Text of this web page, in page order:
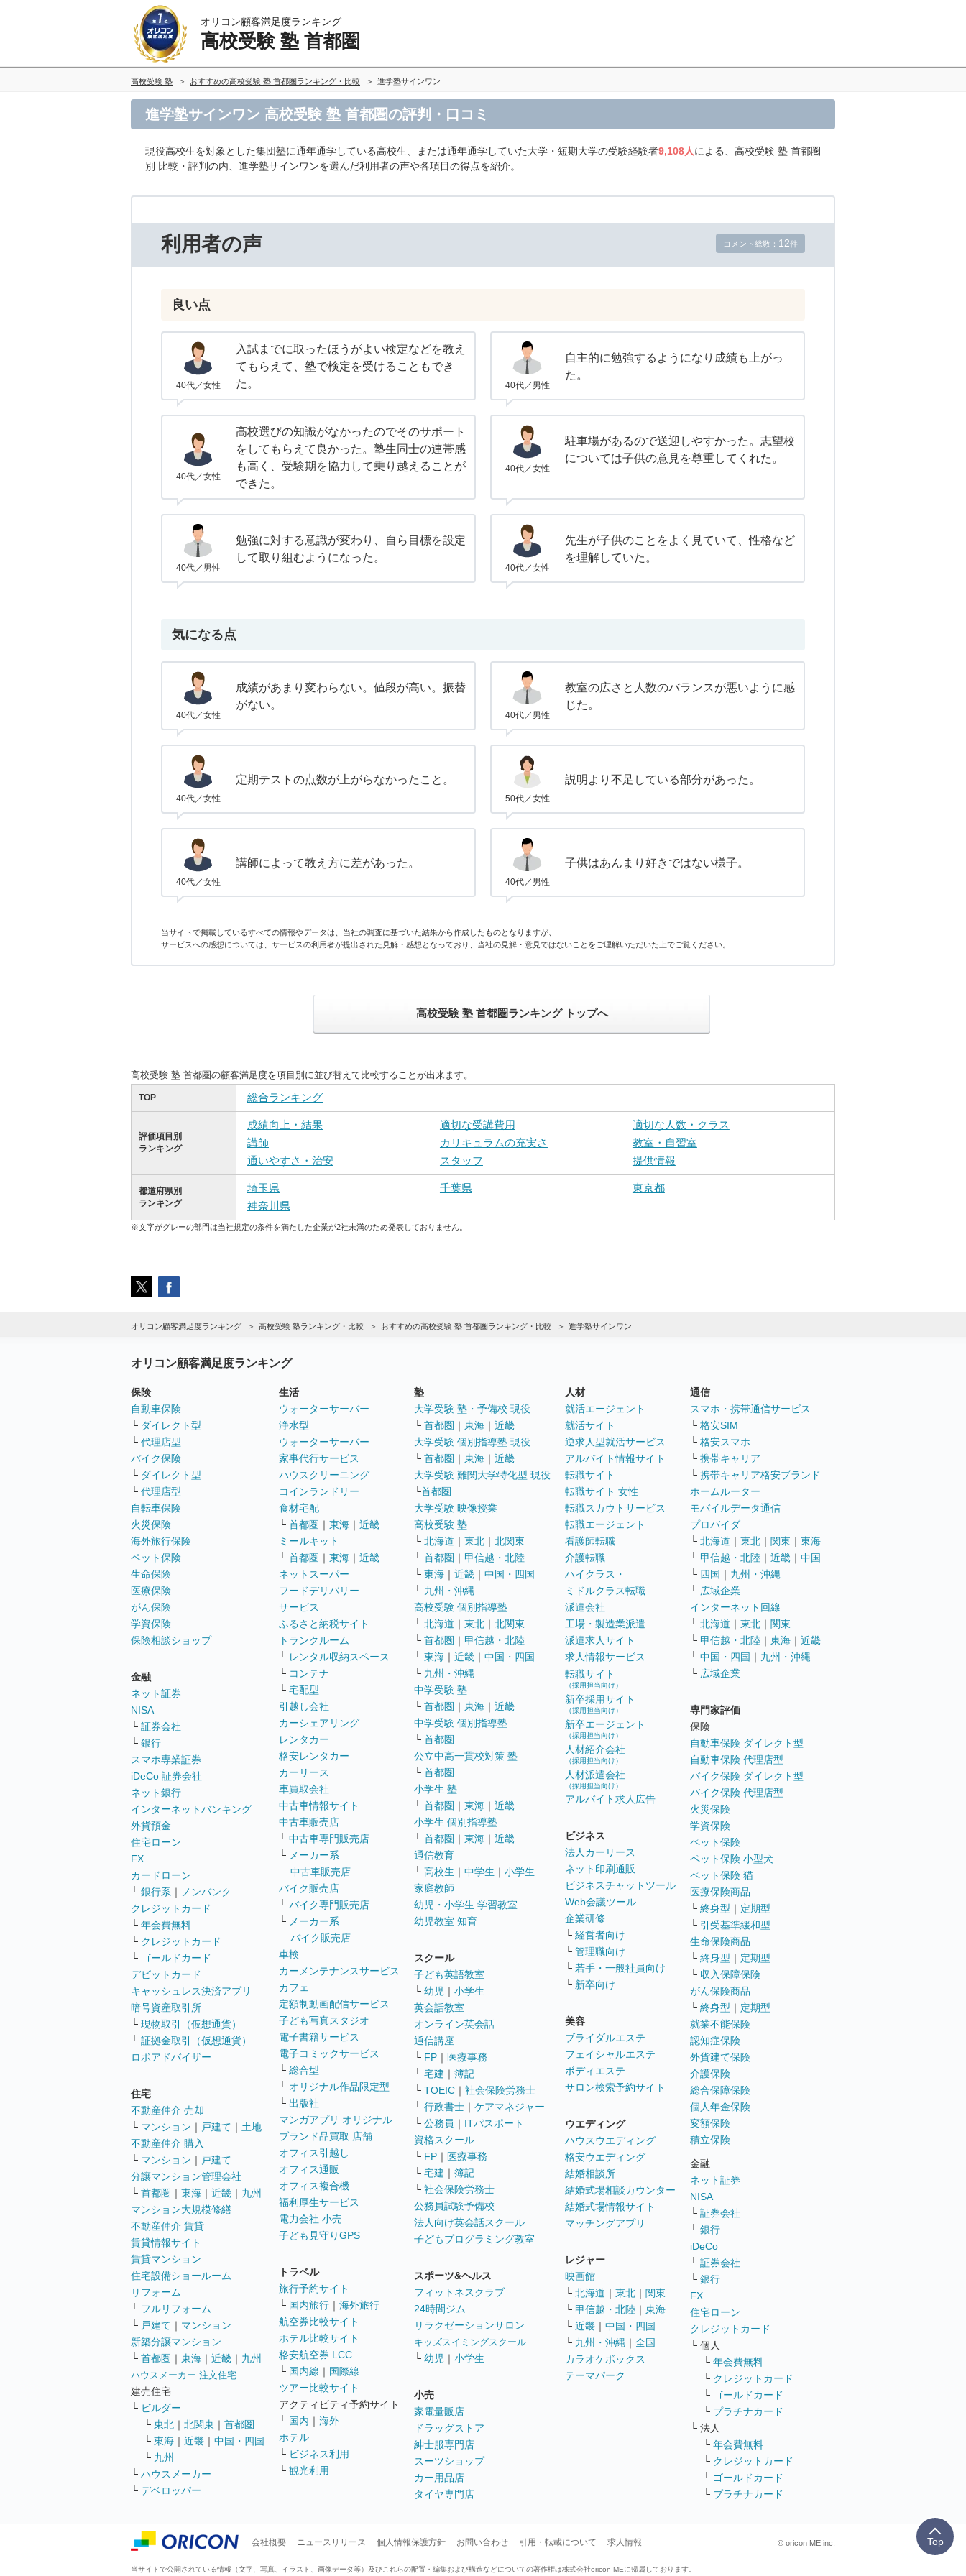
オリコン顧客満足度ランキング
高校受験 塾 首都圏
高校受験 塾 おすすめの高校受験 塾 首都圏ランキング・比較 進学塾サインワン
進学塾サインワン 高校受験 塾 首都圏の評判・口コミ
現役高校生を対象とした集団塾に通年通学している高校生、または通年通学していた大学・短期大学の受験経験者9,108人による、高校受験 塾 首都圏
別 比較・評判の内、進学塾サインワンを選んだ利用者の声や各項目の得点を紹介。
利用者の声 コメント総数： 12件
良い点
40代／女性
入試までに取ったほうがよい検定などを教え
てもらえて、塾で検定を受けることもでき
た。
40代／男性
自主的に勉強するようになり成績も上がっ
た。
40代／女性
高校選びの知識がなかったのでそのサポート
をしてもらえて良かった。塾生同士の連帯感
も高く、受験期を協力して乗り越えることが
できた。
40代／女性
駐車場があるので送迎しやすかった。志望校
については子供の意見を尊重してくれた。
40代／男性
勉強に対する意識が変わり、自ら目標を設定
して取り組むようになった。
40代／女性
先生が子供のことをよく見ていて、性格など
を理解していた。
気になる点
40代／女性
成績があまり変わらない。値段が高い。振替
がない。
40代／男性
教室の広さと人数のバランスが悪いように感
じた。
40代／女性
定期テストの点数が上がらなかったこと。
50代／女性
説明より不足している部分があった。
40代／女性
講師によって教え方に差があった。
40代／男性
子供はあんまり好きではない様子。
当サイトで掲載しているすべての情報やデータは、当社の調査に基づいた結果から作成したものとなりますが、
サービスへの感想については、サービスの利用者が提出された見解・感想となっており、当社の見解・意見ではないことをご理解いただいた上でご覧ください。
高校受験 塾 首都圏ランキング トップへ
高校受験 塾 首都圏の顧客満足度を項目別に並び替えて比較することが出来ます。
TOP 総合ランキング
評価項目別
ランキング
成績向上・結果 適切な受講費用
適切な人数・クラス
講師
カリキュラムの充実さ
教室・自習室
通いやすさ・治安
スタッフ 提供情報
都道府県別
ランキング
埼玉県 千葉県
東京都
神奈川県
※文字がグレーの部門は当社規定の条件を満たした企業が2社未満のため発表しておりません。
オリコン顧客満足度ランキング 高校受験 塾ランキング・比較 おすすめの高校受験 塾 首都圏ランキング・比較 進学塾サインワン
オリコン顧客満足度ランキング
保険
自動車保険
└ ダイレクト型
└ 代理店型
バイク保険
└ ダイレクト型
└ 代理店型
自転車保険
火災保険
海外旅行保険
ペット保険
生命保険
医療保険
がん保険
学資保険
保険相談ショップ
金融
ネット証券
NISA
└ 証券会社
└ 銀行
スマホ専業証券
iDeCo 証券会社
ネット銀行
インターネットバンキング
外貨預金
住宅ローン
FX
カードローン
└ 銀行系 ｜
ノンバンク
クレジットカード
└ 年会費無料
└ クレジットカード
└ ゴールドカード
デビットカード
キャッシュレス決済アプリ
暗号資産取引所
└ 現物取引（仮想通貨）
└ 証拠金取引（仮想通貨）
ロボアドバイザー
住宅
不動産仲介 売却
└ マンション ｜ 戸建て ｜ 土地
不動産仲介 購入
└ マンション ｜ 戸建て
分譲マンション管理会社
└ 首都圏 ｜ 東海 ｜ 近畿 ｜ 九州
マンション大規模修繕
不動産仲介 賃貸
賃貸情報サイト
賃貸マンション
住宅設備ショールーム
リフォーム
└ フルリフォーム
└ 戸建て ｜ マンション
新築分譲マンション
└ 首都圏 ｜ 東海 ｜ 近畿 ｜ 九州
ハウスメーカー 注文住宅
建売住宅
└ ビルダー
└ 東北 ｜ 北関東 ｜ 首都圏
└ 東海 ｜ 近畿 ｜ 中国・四国
└ 九州
└ ハウスメーカー
└ デベロッパー
生活
ウォーターサーバー
浄水型
ウォーターサーバー
家事代行サービス
ハウスクリーニング
コインランドリー
食材宅配
└ 首都圏 ｜ 東海 ｜ 近畿
ミールキット
└ 首都圏 ｜ 東海 ｜ 近畿
ネットスーパー
フードデリバリー
サービス
ふるさと納税サイト
トランクルーム
└ レンタル収納スペース
└ コンテナ
└ 宅配型
引越し会社
カーシェアリング
レンタカー
格安レンタカー
カーリース
車買取会社
中古車情報サイト
中古車販売店
└ 中古車専門販売店
└ メーカー系
中古車販売店
バイク販売店
└ バイク専門販売店
└ メーカー系
バイク販売店
車検
カーメンテナンスサービス
カフェ
定額制動画配信サービス
子ども写真スタジオ
電子書籍サービス
電子コミックサービス
└ 総合型
└ オリジナル作品限定型
└ 出版社
マンガアプリ オリジナル
ブランド品買取 店舗
オフィス引越し
オフィス通販
オフィス複合機
福利厚生サービス
電力会社 小売
子ども見守りGPS
トラベル
旅行予約サイト
└ 国内旅行 ｜ 海外旅行
航空券比較サイト
ホテル比較サイト
格安航空券 LCC
└ 国内線 ｜ 国際線
ツアー比較サイト
アクティビティ予約サイト
└ 国内 ｜ 海外
ホテル
└ ビジネス利用
└ 観光利用
塾
大学受験 塾・予備校 現役
└ 首都圏 ｜ 東海 ｜ 近畿
大学受験 個別指導塾 現役
└ 首都圏 ｜ 東海 ｜ 近畿
大学受験 難関大学特化型 現役
└首都圏
大学受験 映像授業
高校受験 塾
└ 北海道 ｜ 東北 ｜ 北関東
└ 首都圏 ｜ 甲信越・北陸
└ 東海 ｜ 近畿 ｜ 中国・四国
└ 九州・沖縄
高校受験 個別指導塾
└ 北海道 ｜ 東北 ｜ 北関東
└ 首都圏 ｜ 甲信越・北陸
└ 東海 ｜ 近畿 ｜ 中国・四国
└ 九州・沖縄
中学受験 塾
└ 首都圏 ｜ 東海 ｜ 近畿
中学受験 個別指導塾
└ 首都圏
公立中高一貫校対策 塾
└ 首都圏
小学生 塾
└ 首都圏 ｜ 東海 ｜ 近畿
小学生 個別指導塾
└ 首都圏 ｜ 東海 ｜ 近畿
通信教育
└ 高校生 ｜ 中学生 ｜ 小学生
家庭教師
幼児・小学生 学習教室
幼児教室 知育
スクール
子ども英語教室
└ 幼児 ｜ 小学生
英会話教室
オンライン英会話
通信講座
└ FP ｜ 医療事務
└ 宅建 ｜ 簿記
└ TOEIC ｜ 社会保険労務士
└ 行政書士 ｜ ケアマネジャー
└ 公務員 ｜ ITパスポート
資格スクール
└ FP ｜ 医療事務
└ 宅建 ｜ 簿記
└ 社会保険労務士
公務員試験予備校
法人向け英会話スクール
子どもプログラミング教室
スポーツ&ヘルス
フィットネスクラブ
24時間ジム
リラクゼーションサロン
キッズスイミングスクール
└ 幼児 ｜ 小学生
小売
家電量販店
ドラッグストア
紳士服専門店
スーツショップ
カー用品店
タイヤ専門店
人材
就活エージェント
就活サイト
逆求人型就活サービス
アルバイト情報サイト
転職サイト
転職サイト 女性
転職スカウトサービス
転職エージェント
看護師転職
介護転職
ハイクラス・
ミドルクラス転職
派遣会社
工場・製造業派遣
派遣求人サイト
求人情報サービス
転職サイト
（採用担当向け）
新卒採用サイト
（採用担当向け）
新卒エージェント
（採用担当向け）
人材紹介会社
（採用担当向け）
人材派遣会社
（採用担当向け）
アルバイト求人広告
ビジネス
法人カーリース
ネット印刷通販
ビジネスチャットツール
Web会議ツール
企業研修
└ 経営者向け
└ 管理職向け
└ 若手・一般社員向け
└ 新卒向け
美容
ブライダルエステ
フェイシャルエステ
ボディエステ
サロン検索予約サイト
ウエディング
ハウスウエディング
格安ウエディング
結婚相談所
結婚式場相談カウンター
結婚式場情報サイト
マッチングアプリ
レジャー
映画館
└ 北海道 ｜ 東北 ｜ 関東
└ 甲信越・北陸 ｜ 東海
└ 近畿 ｜ 中国・四国
└ 九州・沖縄 ｜ 全国
カラオケボックス
テーマパーク
通信
スマホ・携帯通信サービス
└ 格安SIM
└ 格安スマホ
└ 携帯キャリア
└ 携帯キャリア格安ブランド
ホームルーター
モバイルデータ通信
プロバイダ
└ 北海道 ｜ 東北 ｜ 関東 ｜ 東海
└ 甲信越・北陸 ｜ 近畿 ｜ 中国
└ 四国 ｜ 九州・沖縄
└ 広域企業
インターネット回線
└ 北海道 ｜ 東北 ｜ 関東
└ 甲信越・北陸 ｜ 東海 ｜ 近畿
└ 中国・四国 ｜ 九州・沖縄
└ 広域企業
専門家評価
保険
自動車保険 ダイレクト型
自動車保険 代理店型
バイク保険 ダイレクト型
バイク保険 代理店型
火災保険
学資保険
ペット保険
ペット保険 小型犬
ペット保険 猫
医療保険商品
└ 終身型 ｜ 定期型
└ 引受基準緩和型
生命保険商品
└ 終身型 ｜ 定期型
└ 収入保障保険
がん保険商品
└ 終身型 ｜ 定期型
就業不能保険
認知症保険
外貨建て保険
介護保険
総合保障保険
個人年金保険
変額保険
積立保険
金融
ネット証券
NISA
└ 証券会社
└ 銀行
iDeCo
└ 証券会社
└ 銀行
FX
住宅ローン
クレジットカード
└ 個人
└ 年会費無料
└ クレジットカード
└ ゴールドカード
└ プラチナカード
└ 法人
└ 年会費無料
└ クレジットカード
└ ゴールドカード
└ プラチナカード
会社概要 ニュースリリース 個人情報保護方針 お問い合わせ 引用・転載について 求人情報 © oricon ME inc.
当サイトで公開されている情報（文字、写真、イラスト、画像データ等）及びこれらの配置・編集および構造などについての著作権は株式会社oricon MEに帰属しております。
Top